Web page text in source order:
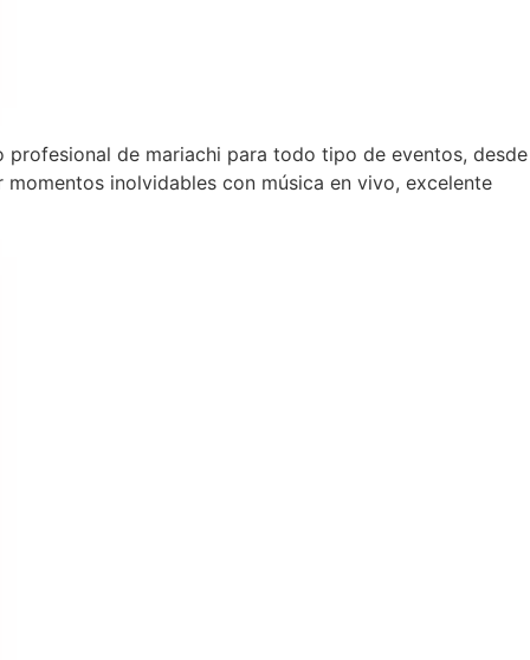
profesional de mariachi para todo tipo de eventos, desde
inolvidables con música en vivo, excelente